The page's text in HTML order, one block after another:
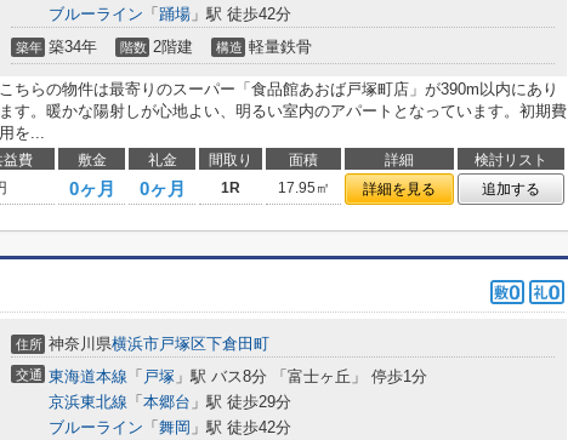
ブルーライン 「 踊場 」駅 徒歩42分
築年 築34年 階数 2階建 構造 軽量鉄骨
こちらの物件は最寄りのスーパー「食品館あおば戸塚町店」が390m以内にあり
ます。暖かな陽射しが心地よい、明るい室内のアパートとなっています。初期費
用を...
益費 敷金 礼金 間取り 面積 詳細
検討リスト
0ヶ月 0ヶ月 1R 17.95㎡ 詳細を見る 追加する
住所 神奈川県横浜市戸塚区下倉田町
交通 東海道本線 「 戸塚 」駅 バス8分 「富士ヶ丘」 停歩1分
京浜東北線 「 本郷台 」駅 徒歩29分
ブルーライン 「 舞岡 」駅 徒歩42分